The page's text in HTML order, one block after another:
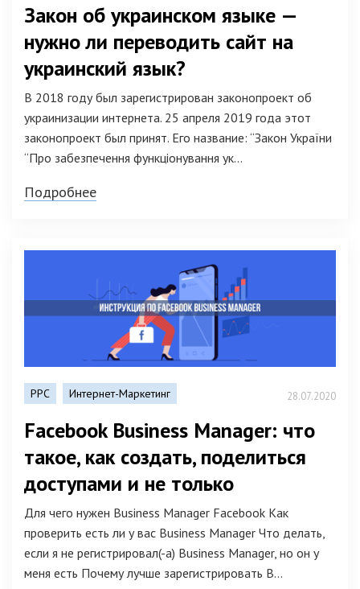
Закон об украинском языке —
нужно ли переводить сайт на
украинский язык?
В 2018 году был зарегистрирован законопроект об
украинизации интернета. 25 апреля 2019 года этот
законопроект был принят. Его название: “Закон України
“Про забезпечення функціонування ук...
Подробнее
PPC Интернет-Маркетинг 28.07.2020
Facebook Business Manager: что
такое, как создать, поделиться
доступами и не только
Для чего нужен Business Manager Facebook Как
проверить есть ли у вас Business Manager Что делать,
если я не регистрировал(-а) Business Manager, но он у
меня есть Почему лучше зарегистрировать B...